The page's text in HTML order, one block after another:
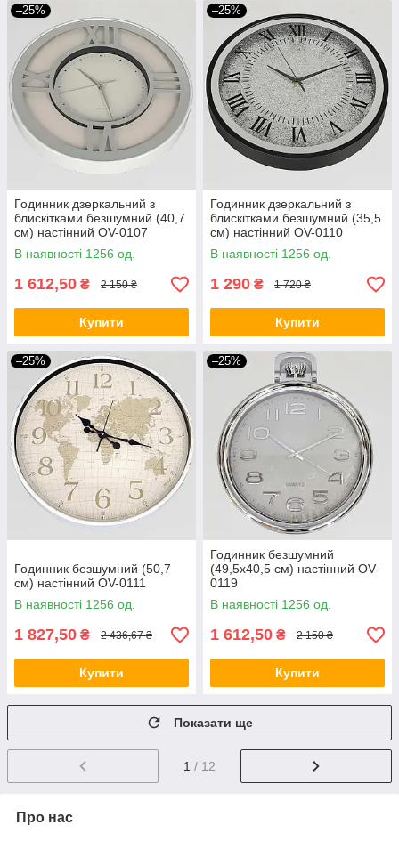
–25%
Годинник дзеркальний з
блискітками безшумний (40,7
см) настінний OV-0107
В наявності 1256 од.
1 612,50 ₴ 2 150 ₴
Купити
–25%
Годинник дзеркальний з
блискітками безшумний (35,5
см) настінний OV-0110
В наявності 1256 од.
1 290 ₴ 1 720 ₴
Купити
–25%
Годинник безшумний (50,7
см) настінний OV-0111
В наявності 1256 од.
1 827,50 ₴ 2 436,67 ₴
Купити
–25%
Годинник безшумний
(49,5х40,5 см) настінний OV-
0119
В наявності 1256 од.
1 612,50 ₴ 2 150 ₴
Купити
Показати ще
1 / 12
Про нас